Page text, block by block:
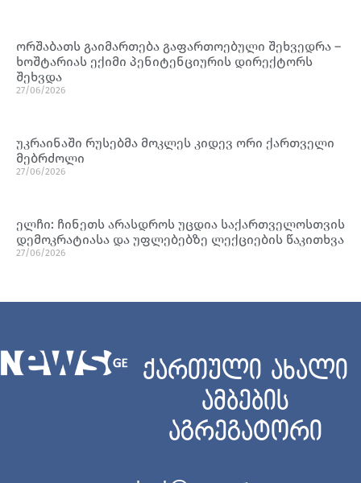
ორშაბათს გაიმართება გაფართოებული შეხვედრა –
ხოშტარიას ექიმი პენიტენციურის დირექტორს
შეხვდა
27/06/2026
უკრაინაში რუსებმა მოკლეს კიდევ ორი ქართველი
მებრძოლი
27/06/2026
ელჩი: ჩინეთს არასდროს უცდია საქართველოსთვის
დემოკრატიასა და უფლებებზე ლექციების წაკითხვა
27/06/2026
ქართული ახალი
ამბების
აგრეგატორი